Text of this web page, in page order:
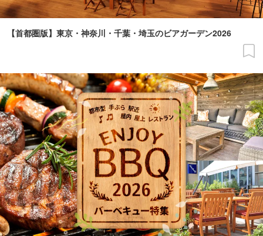
【首都圏版】東京・神奈川・千葉・埼玉のビアガーデン2026